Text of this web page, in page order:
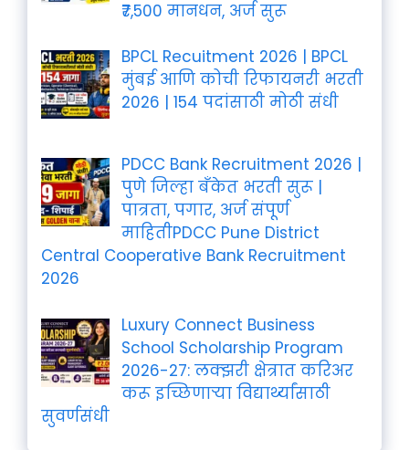
₹7,500 मानधन, अर्ज सुरू
BPCL Recuitment 2026 | BPCL
मुंबई आणि कोची रिफायनरी भरती
2026 | 154 पदांसाठी मोठी संधी
PDCC Bank Recruitment 2026 |
पुणे जिल्हा बँकेत भरती सुरू |
पात्रता, पगार, अर्ज संपूर्ण
माहितीPDCC Pune District
Central Cooperative Bank Recruitment
2026
Luxury Connect Business
School Scholarship Program
2026-27: लक्झरी क्षेत्रात करिअर
करू इच्छिणाऱ्या विद्यार्थ्यांसाठी
सुवर्णसंधी